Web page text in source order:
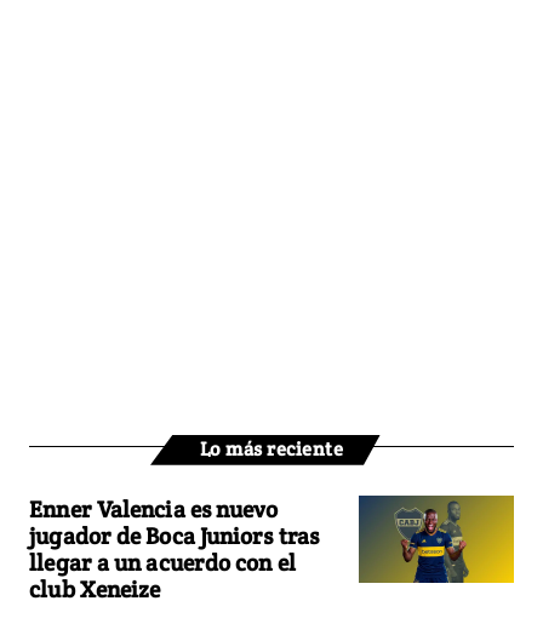
Lo más reciente
Enner Valencia es nuevo
jugador de Boca Juniors tras
llegar a un acuerdo con el
club Xeneize